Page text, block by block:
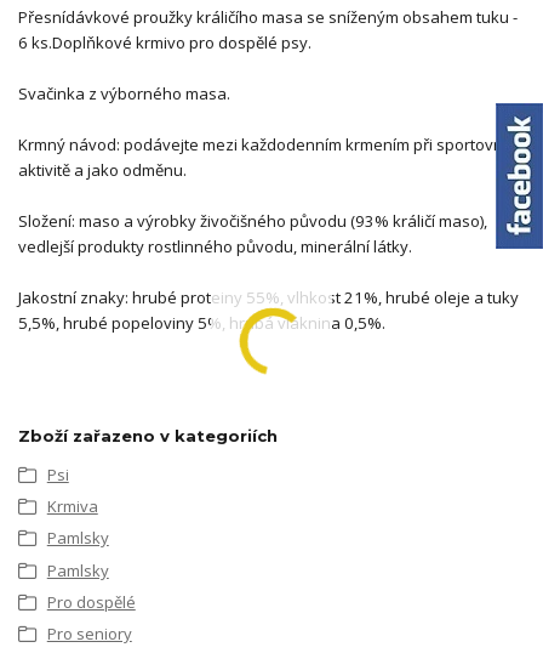
Přesnídávkové proužky králičího masa se sníženým obsahem tuku -
6 ks.Doplňkové krmivo pro dospělé psy.
Svačinka z výborného masa.
Krmný návod: podávejte mezi každodenním krmením při sportovní
aktivitě a jako odměnu.
Složení: maso a výrobky živočišného původu (93% králičí maso),
vedlejší produkty rostlinného původu, minerální látky.
Jakostní znaky: hrubé proteiny 55%, vlhkost 21%, hrubé oleje a tuky
5,5%, hrubé popeloviny 5%, hrubá vláknina 0,5%.
Zboží zařazeno v kategoriích
Psi
Krmiva
Pamlsky
Pamlsky
Pro dospělé
Pro seniory